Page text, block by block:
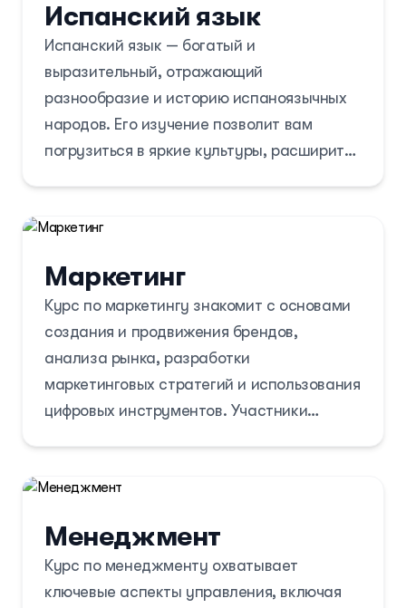
но и для местных студентов, если они
хотят получить высшее образование в
Соединенных Штатах.
Испанский язык
Испанский язык — богатый и
выразительный, отражающий
разнообразие и историю испаноязычных
народов. Его изучение позволит вам
погрузиться в яркие культуры, расширить
Маркетинг
Курс по маркетингу знакомит с основами
создания и продвижения брендов,
анализа рынка, разработки
маркетинговых стратегий и использования
цифровых инструментов. Участники
и продвижение в социальных сетях. Курс
для успешного планирования и
реализации маркетинговых кампаний, а
также для принятия решений, основанных
Менеджмент
Курс по менеджменту охватывает
ключевые аспекты управления, включая